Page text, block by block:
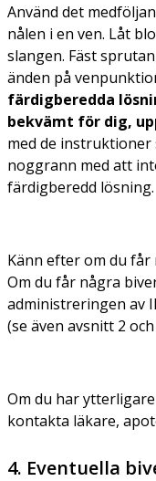
Använd det
nålen i en ven. Låt
slangen. Fäst
änden på
färdigberedda
bekvämt för dig,
med de
noggrann med att
färdigberedd lösning.
Känn efter om du
Om du får några
administreringen av
(se även avsnitt 2 och
Om du har
kontakta läkare,
4. Eventuella